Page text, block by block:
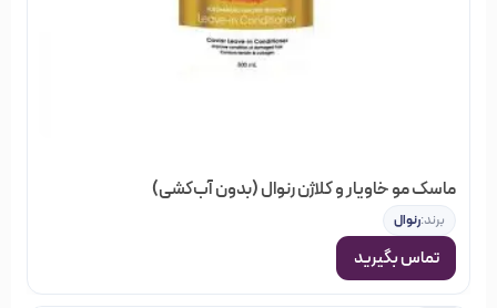
ماسک مو خاویار و کلاژن رنوال (بدون آب‌کشی)
برند:رنوال
تماس بگیرید